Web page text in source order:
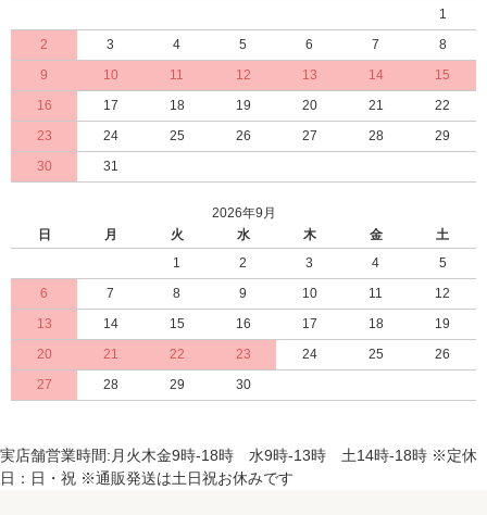
1
2
3 4 5 6 7
8
9
10 11 12 13 14
15
16
17 18 19 20 21
22
23
24 25 26 27 28
29
30
31
2026年9月
日
月 火 水 木 金
土
1
2 3 4
5
6
7 8 9 10 11
12
13
14 15 16 17 18
19
20
21 22 23 24 25
26
27
28 29 30
実店舗営業時間:月火木金9時-18時 水9時-13時 土14時-18時 ※定休
日：日・祝 ※通販発送は土日祝お休みです